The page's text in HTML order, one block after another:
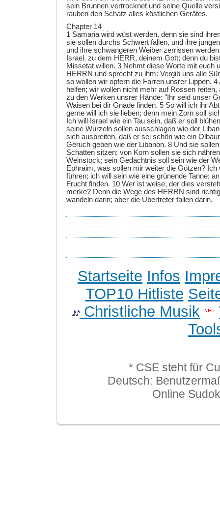
sein Brunnen vertrocknet und seine Quelle
rauben den Schatz alles köstlichen Gerätes.
Chapter 14
1 Samaria wird wüst werden, denn sie sind
sie sollen durchs Schwert fallen, und ihre
und ihre schwangeren Weiber zerrissen
Israel, zu dem HERR, deinem Gott; denn du
Missetat willen. 3 Nehmt diese Worte mit euch
HERRN und sprecht zu ihm: Vergib uns alle
so wollen wir opfern die Farren unsrer Lippen.
helfen; wir wollen nicht mehr auf Rossen
zu den Werken unsrer Hände: "Ihr seid unser
Waisen bei dir Gnade finden. 5 So will ich ihr
gerne will ich sie lieben; denn mein Zorn soll
Ich will Israel wie ein Tau sein, daß er soll
seine Wurzeln sollen ausschlagen wie der
sich ausbreiten, daß er sei schön wie ein
Geruch geben wie der Libanon. 8 Und sie
Schatten sitzen; von Korn sollen sie sich
Weinstock; sein Gedächtnis soll sein wie der
Ephraim, was sollen mir weiter die Götzen? Ich
führen; ich will sein wie eine grünende Tanne;
Frucht finden. 10 Wer ist weise, der dies
merke? Denn die Wege des HERRN sind
wandeln darin; aber die Übertreter fallen darin.
Startseite Infos
TOP10 Hitliste
Christliche Musik
* CSE steht für
Deutsch:
Online